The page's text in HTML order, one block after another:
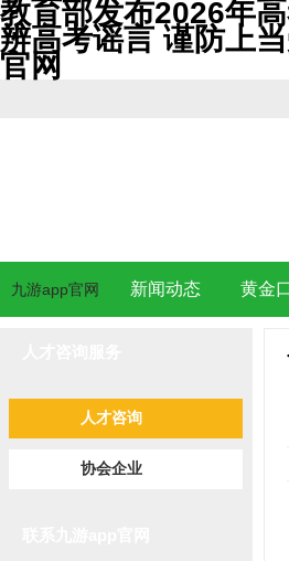
教育部发布2026年
辨高考谣言 谨防上
官网
九游app官网 新闻动态 黄金
人才咨询
协会企业